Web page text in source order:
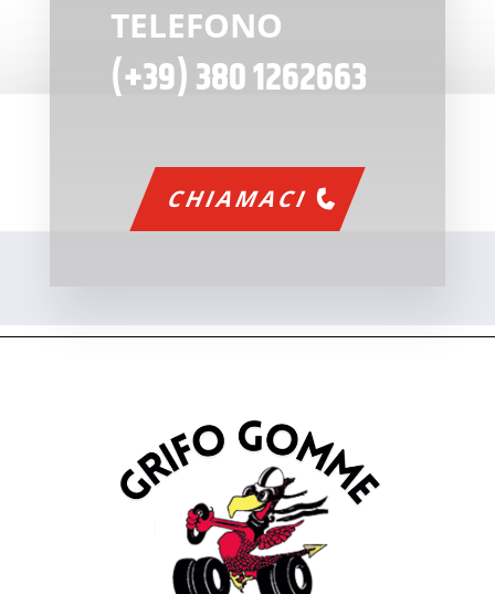
TELEFONO
(+39) 380 1262663
CHIAMACI